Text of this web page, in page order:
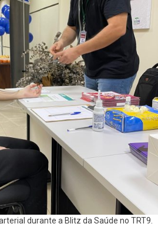
durante a Blitz da Saúde no TRT9.